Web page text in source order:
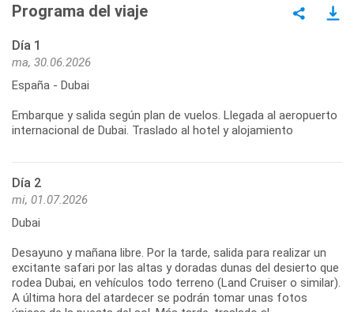
Programa del viaje
Día 1
ma, 30.06.2026
España - Dubai
Embarque y salida según plan de vuelos. Llegada al aeropuerto
internacional de Dubai. Traslado al hotel y alojamiento
Día 2
mi, 01.07.2026
Dubai
Desayuno y mañana libre. Por la tarde, salida para realizar un
excitante safari por las altas y doradas dunas del desierto que
rodea Dubai, en vehículos todo terreno (Land Cruiser o similar).
A última hora del atardecer se podrán tomar unas fotos